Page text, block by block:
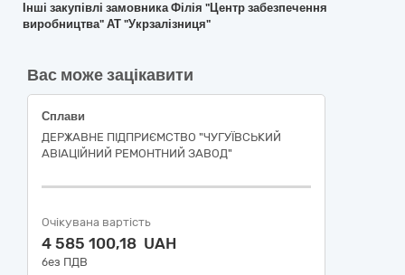
Інші закупівлі замовника Філія "Центр забезпечення
виробництва" АТ "Укрзалізниця"
Вас може зацікавити
Сплави
ДЕРЖАВНЕ ПІДПРИЄМСТВО "ЧУГУЇВСЬКИЙ
АВІАЦІЙНИЙ РЕМОНТНИЙ ЗАВОД"
Очікувана вартість
4 585 100,18 UAH
без ПДВ